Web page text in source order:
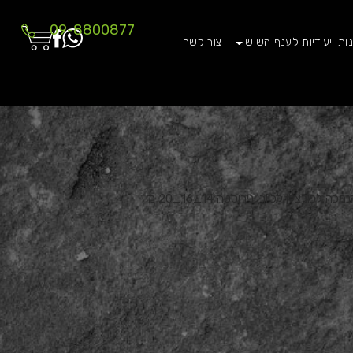
09-8800877
ייעודיות לענף השיש צור קשר